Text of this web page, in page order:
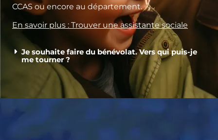
CCAS ou encore au département.
En savoir plus : Trouver une assistante sociale
Je souhaite faire du bénévolat. Vers qui puis-je
me tourner ?